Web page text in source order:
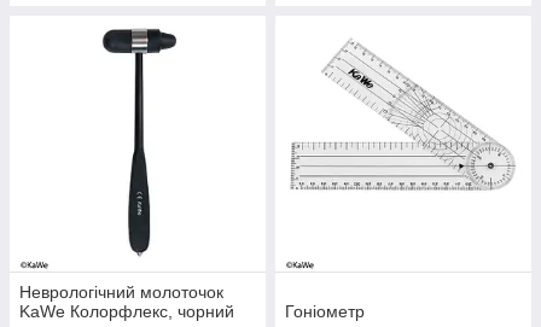
Неврологічний молоточок
KaWe Колорфлекс, чорний
Гоніометр